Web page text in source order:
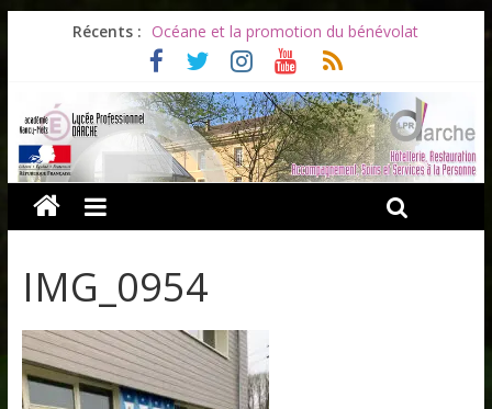
Récents : Océane et la promotion du bénévolat
Bonnes vacances à tous !
Infos rentrée septembre 2026
Soirée d’adieux au Lycée Darche
Les ULiS en haut du podium
IMG_0954